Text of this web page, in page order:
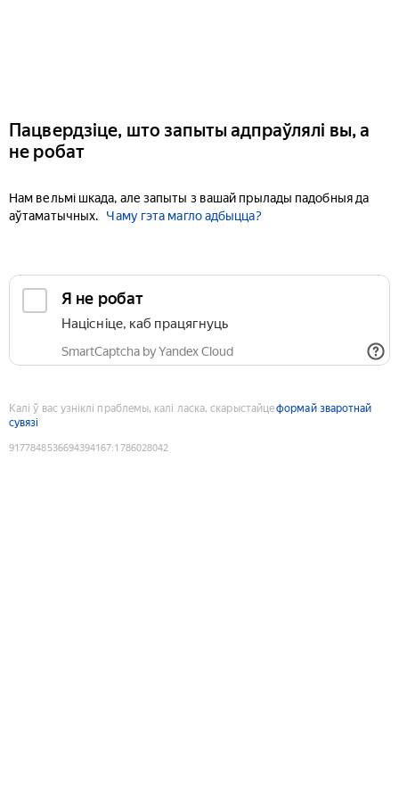
Пацвердзіце, што запыты адпраўлялі вы, а
не робат
Нам вельмі шкада, але запыты з вашай прылады падобныя да
аўтаматычных.
Чаму гэта магло адбыцца?
Я не робат
Націсніце, каб працягнуць
SmartCaptcha by Yandex Cloud
Калі ў вас узніклі праблемы, калі ласка, скарыстайцеформай зваротнай
сувязі
9177848536694394167:1786028042